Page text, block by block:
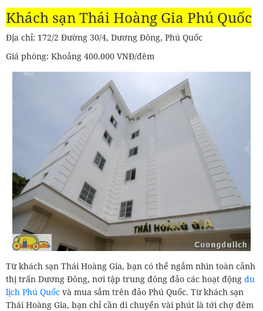
Khách sạn Thái Hoàng Gia Phú Quốc
Địa chỉ: 172/2 Đường 30/4, Dương Đông, Phú Quốc
Giá phòng: Khoảng 400.000 VNĐ/đêm
Từ khách sạn Thái Hoàng Gia, bạn có thể ngắm nhìn toàn cảnh
thị trấn Dương Đông, nơi tập trung đông đảo các hoạt động du
lịch Phú Quốc và mua sắm trên đảo Phú Quốc. Từ khách sạn
Thái Hoàng Gia, bạn chỉ cần di chuyển vài phút là tới chợ đêm